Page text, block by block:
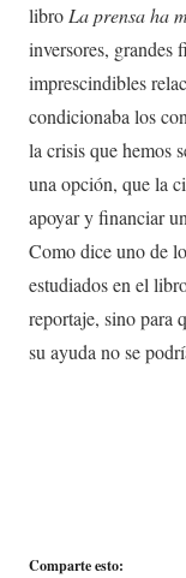
libro La prensa ha
inversores, grandes
imprescindibles
condicionaba los
la crisis que hemos
una opción, que la
apoyar y financiar
Como dice uno de
estudiados en el
reportaje, sino para
su ayuda no se
Comparte esto: